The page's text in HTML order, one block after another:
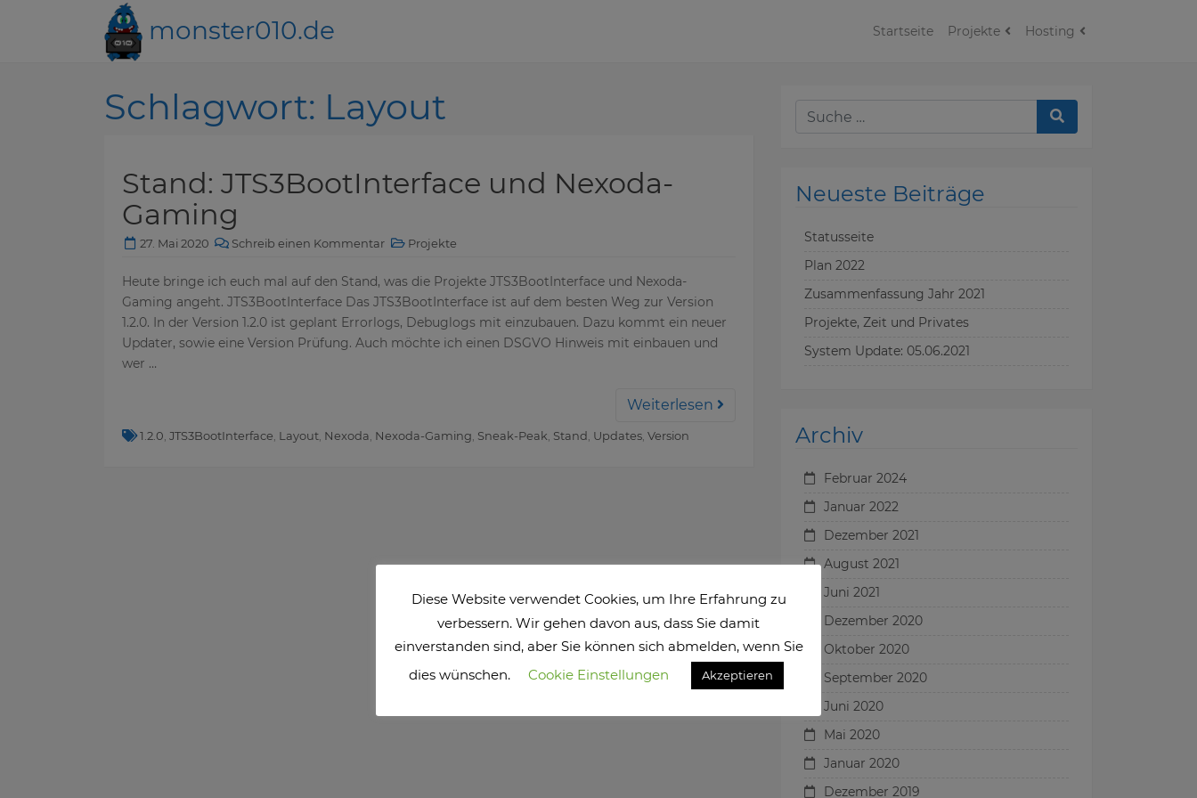
monster010.de Startseite Projekte Hosting
Schlagwort: Layout
Stand: JTS3BootInterface und Nexoda-
Gaming
27. Mai 2020 Schreib einen Kommentar Projekte
Heute bringe ich euch mal auf den Stand, was die Projekte JTS3BootInterface und Nexoda-
Gaming angeht. JTS3BootInterface Das JTS3BootInterface ist auf dem besten Weg zur Version
1.2.0. In der Version 1.2.0 ist geplant Errorlogs, Debuglogs mit einzubauen. Dazu kommt ein neuer
Updater, sowie eine Version Prüfung. Auch möchte ich einen DSGVO Hinweis mit einbauen und
wer …
Weiterlesen
1.2.0 JTS3BootInterface Layout, Nexoda Nexoda-Gaming Sneak-Peak Stand Updates, Version
Neueste Beiträge
Statusseite
Plan 2022
Zusammenfassung Jahr 2021
Projekte, Zeit und Privates
System Update: 05.06.2021
Archiv
Februar 2024
Januar 2022
Dezember 2021
August 2021
Juni 2021
Dezember 2020
Oktober 2020
September 2020
Juni 2020
Mai 2020
Januar 2020
Dezember 2019
Diese Website verwendet Cookies, um Ihre Erfahrung zu
verbessern. Wir gehen davon aus, dass Sie damit
einverstanden sind, aber Sie können sich abmelden, wenn Sie
dies wünschen.
Cookie Einstellungen Akzeptieren